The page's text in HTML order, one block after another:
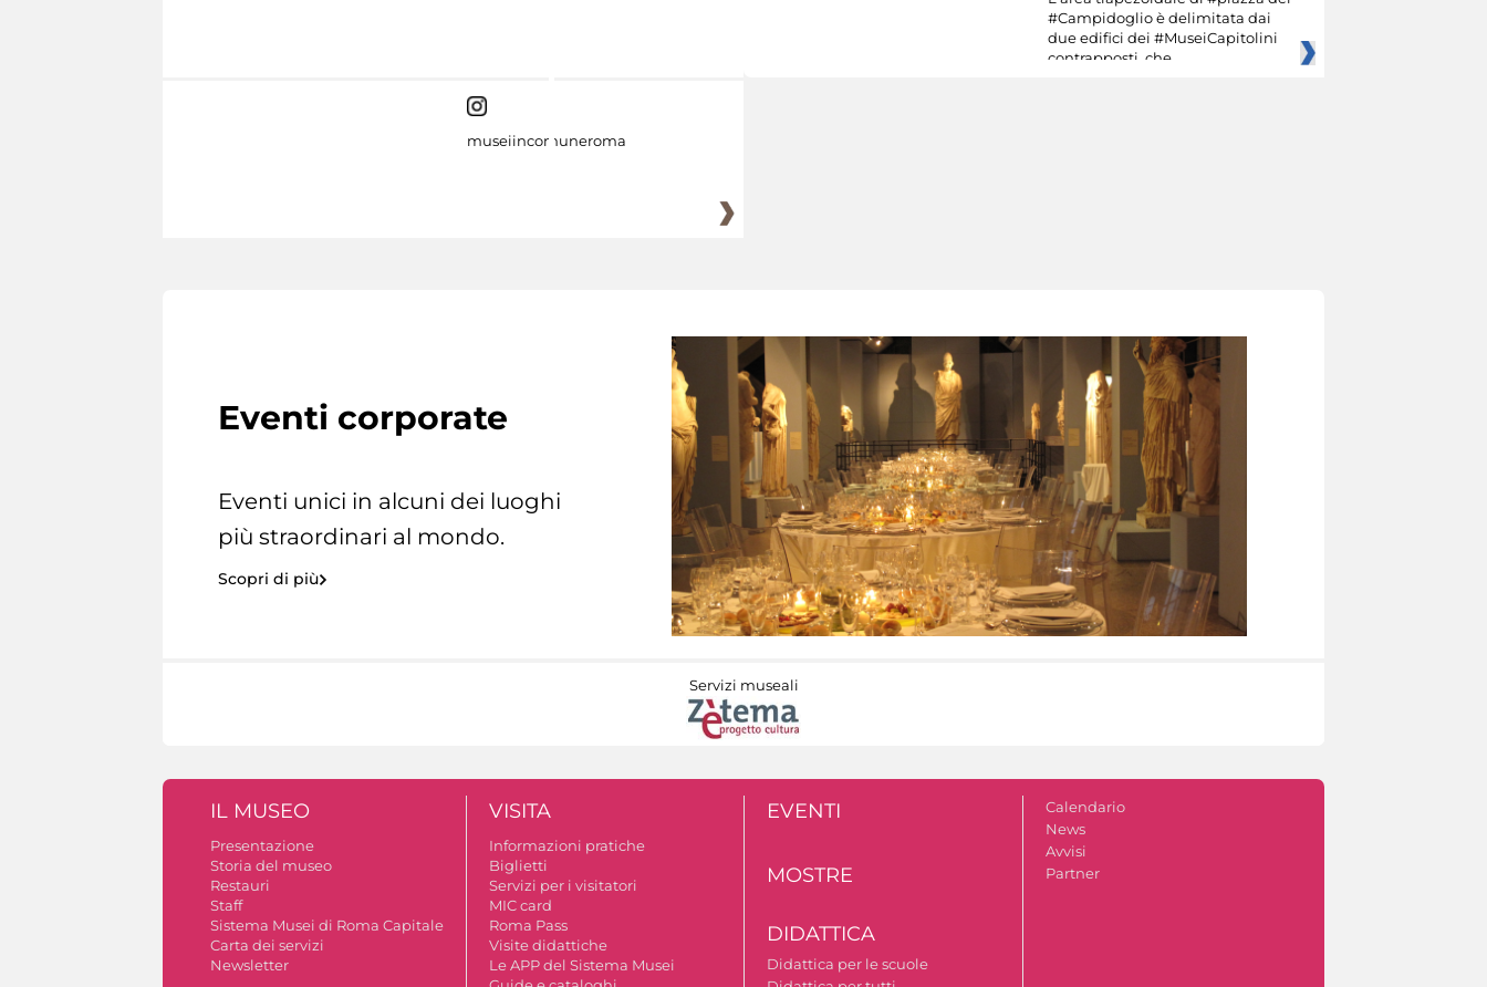
#Campidoglio è delimitata dai
due edifici dei #MuseiCapitolini
contrapposti, che
museiincomuneroma
Eventi corporate
Eventi unici in alcuni dei luoghi
più straordinari al mondo.
Scopri di più
Servizi museali
IL MUSEO
Presentazione
Storia del museo
Restauri
Staff
Sistema Musei di Roma Capitale
Carta dei servizi
Newsletter
VISITA
Informazioni pratiche
Biglietti
Servizi per i visitatori
MIC card
Roma Pass
Visite didattiche
Le APP del Sistema Musei
EVENTI
MOSTRE
DIDATTICA
Didattica per le scuole
Calendario
News
Avvisi
Partner